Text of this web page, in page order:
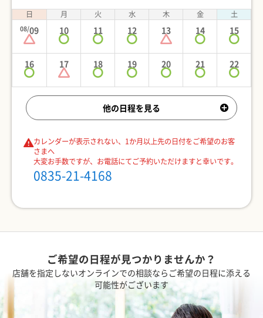
日
月 火 水 木 金 土
08/09 10 11 12 13 14 15
16 17 18 19 20 21 22
他の日程を見る
カレンダーが表示されない、1か月以上先の日付をご希望のお客
さまへ
大変お手数ですが、お電話にてご予約いただけますと幸いです。
0835-21-4168
ご希望の日程が見つかりませんか？
店舗を指定しないオンラインでの相談ならご希望の日程に添える
可能性がございます